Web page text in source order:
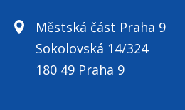
Městská část Praha 9
Sokolovská 14/324
180 49 Praha 9